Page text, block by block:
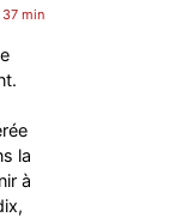
min
la
à